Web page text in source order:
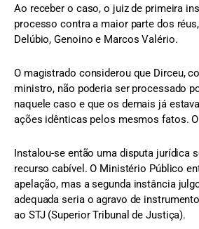
Ao receber o caso, o juiz de primeira
processo contra a maior parte dos
Delúbio, Genoino e Marcos Valério.
O magistrado considerou que Dirceu,
ministro, não poderia ser processado
naquele caso e que os demais já
ações idênticas pelos mesmos fatos.
Instalou-se então uma disputa jurídica
recurso cabível. O Ministério Público
apelação, mas a segunda instância
adequada seria o agravo de
ao STJ (Superior Tribunal de Justiça).